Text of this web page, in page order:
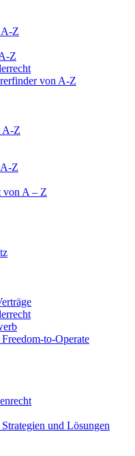
A-Z
Z
von A-Z
A-Z
Z
von A – Z
to-Operate
und Lösungen